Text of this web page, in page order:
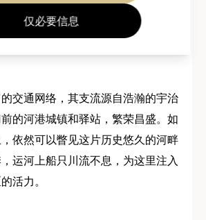
仅必要信息
交通网络，其支流源自浩瀚的宇治
的河港城镇和驿站，繁荣昌盛。如
依然可以瞥见这片历史悠久的河畔
运河上船只川流不息，为这里注入
活力。